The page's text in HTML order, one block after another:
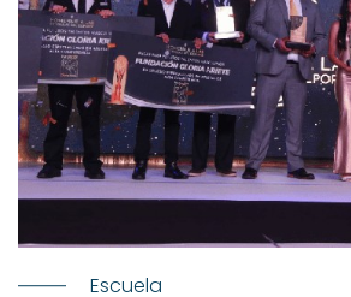
Escuela